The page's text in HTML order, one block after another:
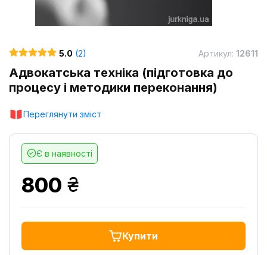
Адвокатська техніка (підготовка до
процесу і методики переконання)
Переглянути зміст
5.0 (2) Артикул: 12611
Є в наявності
800 грн.
Купити